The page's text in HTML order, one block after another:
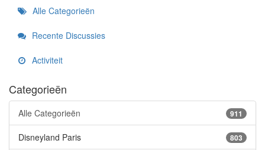
Snelkoppelingen
Alle Categorieën
Recente Discussies
Activiteit
Categorieën
911
Alle Categorieën
803
Disneyland Paris